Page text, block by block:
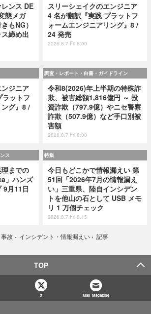
ンス DE
態メガ
もNG）
締め出
スリーシェイクのエンジニア
4 名が翻訳『実践 プラットフ
ォームエンジニアリング』8 /
24 発売
2026.8.7 Fri 8:00
ジニア
ットフ
グ』8 /
調査・レポート・白書・ガイドライン
令和8(2026)年上半期の特殊詐
欺、被害総額1,816億円 ～ 投
資詐欺（797.9億）やニセ警察
詐欺（507.9億）など手口別被
害額
2026.8.7 Fri 8:00
ス
までの
」ハンズ
9月11日
特集
今日もどこかで情報漏えい 第
51回「2026年7月の情報漏え
い」三重県、陸自インシデン
トを他山の石として USB メモ
リ 1 万個チェック
2026.8.7 Fri 8:15
故 › インシデント・情報漏えい › 記事
TOP
X Mail Magazine